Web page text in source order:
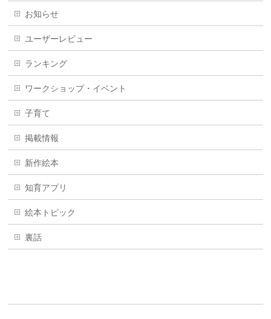
お知らせ
ユーザーレビュー
ランキング
ワークショップ・イベント
子育て
掲載情報
新作絵本
知育アプリ
絵本トピック
裏話